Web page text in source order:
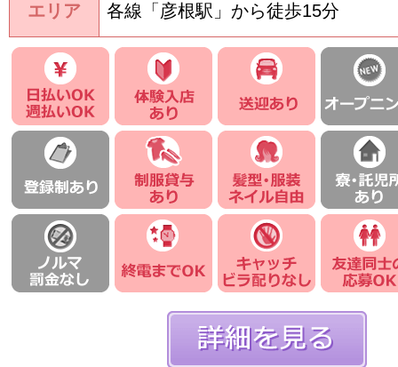
エリア 各線「彦根駅」から徒歩15分